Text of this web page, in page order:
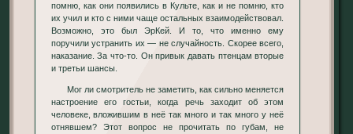
помню, как они появились в Культе, как и не помню, кто
их учил и кто с ними чаще остальных взаимодействовал.
Возможно, это был ЭрКей. И то, что именно ему
поручили устранить их — не случайность. Скорее всего,
наказание. За что-то. Он привык давать птенцам вторые
и третьи шансы.
Мог ли смотритель не заметить, как сильно меняется
настроение его гостьи, когда речь заходит об этом
человеке, вложившим в неё так много и так много у неё
отнявшем? Этот вопрос не прочитать по губам, не